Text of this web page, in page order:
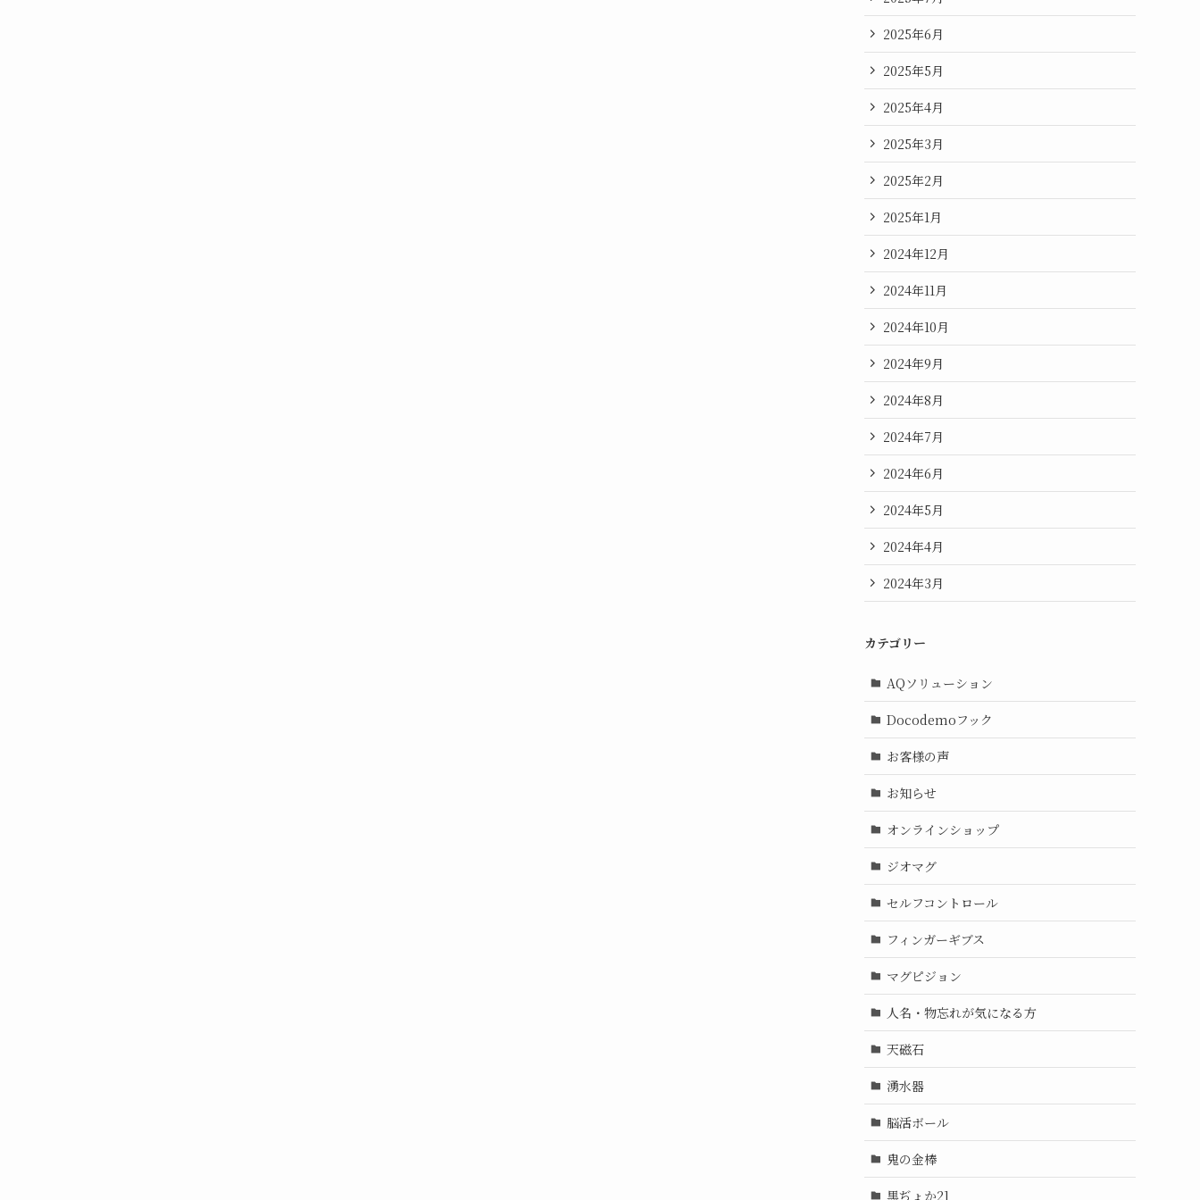
2025年6月
2025年5月
2025年4月
2025年3月
2025年2月
2025年1月
2024年12月
2024年11月
2024年10月
2024年9月
2024年8月
2024年7月
2024年6月
2024年5月
2024年4月
2024年3月
カテゴリー
AQソリューション
Docodemoフック
お客様の声
お知らせ
オンラインショップ
ジオマグ
セルフコントロール
フィンガーギブス
マグピジョン
人名・物忘れが気になる方
天磁石
湧水器
脳活ボール
鬼の金棒
黒ぢょか21